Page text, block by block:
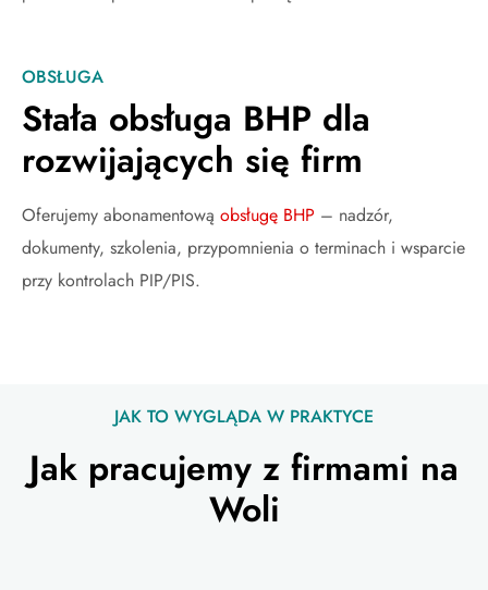
OBSŁUGA
Stała obsługa BHP dla
rozwijających się firm
Oferujemy abonamentową obsługę BHP – nadzór,
dokumenty, szkolenia, przypomnienia o terminach i wsparcie
przy kontrolach PIP/PIS.
JAK TO WYGLĄDA W PRAKTYCE
Jak pracujemy z firmami na
Woli